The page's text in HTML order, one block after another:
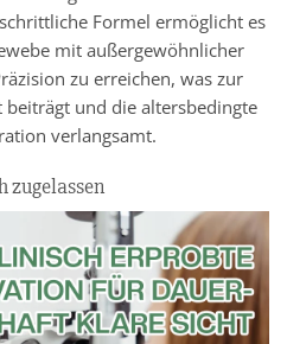
Formel ermöglicht es
mit außergewöhnlicher
zu erreichen, was zur
beiträgt und die altersbedingte
verlangsamt.
zugelassen